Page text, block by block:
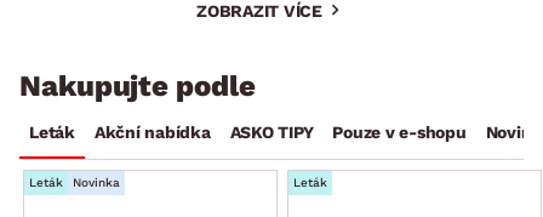
ZOBRAZIT VÍCE
Nakupujte podle
Leták Akční nabídka ASKO TIPY Pouze v e-shopu
Leták Novinka Leták